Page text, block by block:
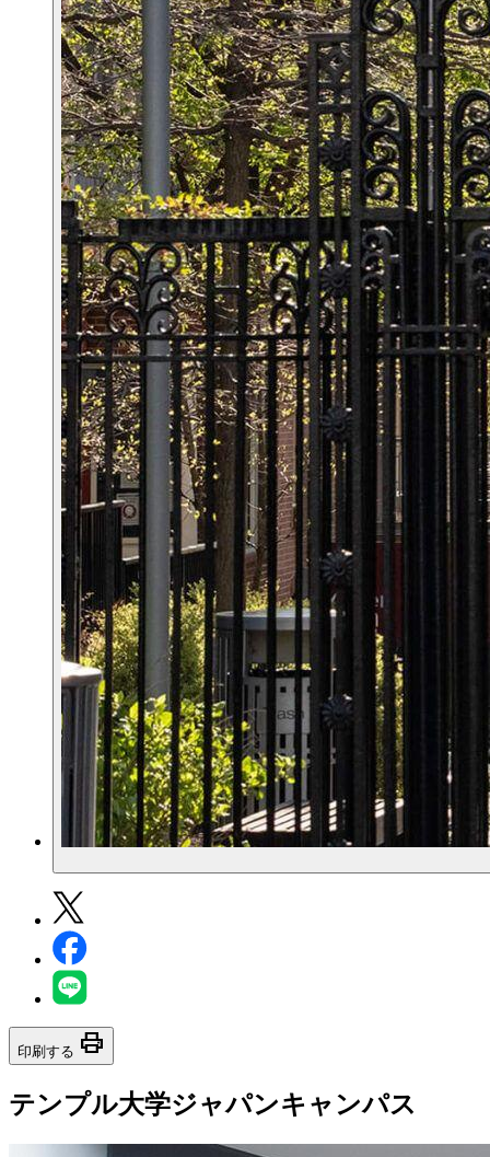
印刷する print
テンプル大学ジャパンキャンパス